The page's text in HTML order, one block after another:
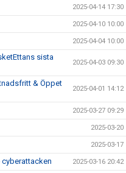
2025-04-14 17:30
2025-04-10 10:00
2025-04-04 10:00
sista
2025-04-03 09:30
& Öppet
2025-04-01 14:12
2025-03-27 09:29
2025-03-20
2025-03-17
2025-03-16 20:42